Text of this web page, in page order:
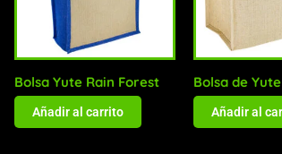
Bolsa Yute Rain Forest
Añadir al carrito
Bolsa de
Añadir al